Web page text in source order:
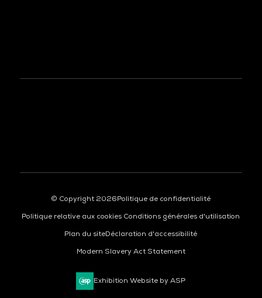
© Copyright 2026Politique de confidentialité
Politique relative aux cookies Conditions générales d'utilisation
Plan du siteDéclaration d'accessibilité
Modern Slavery Act Statement
Exhibition Website by ASP